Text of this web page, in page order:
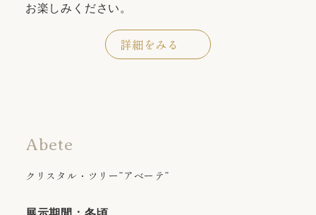
お楽しみください。
詳細をみる
Abete
クリスタル・ツリー”アベーテ”